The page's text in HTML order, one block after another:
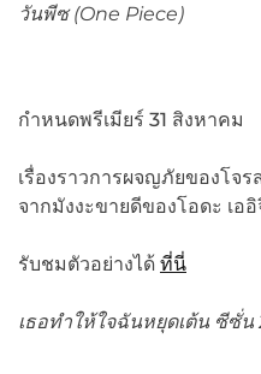
วันพีซ (One Piece)
กำหนดพรีเมียร์ 31 สิงหาคม
เรื่องราวการผจญภัยของโจ
จากมังงะขายดีของโอดะ เออิ
รับชมตัวอย่างได้ ที่นี่
เธอทำให้ใจฉันหยุดเต้น ซีซั่น